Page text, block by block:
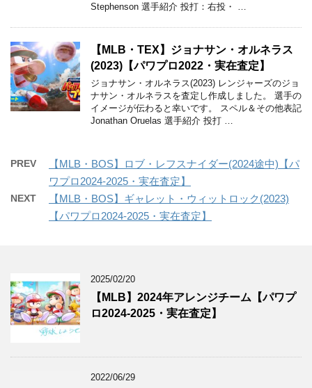
Stephenson 選手紹介 投打：右投・ …
【MLB・TEX】ジョナサン・オルネラス
(2023)【パワプロ2022・実在査定】
ジョナサン・オルネラス(2023) レンジャーズのジョ
ナサン・オルネラスを査定し作成しました。 選手の
イメージが伝わると幸いです。 スペル＆その他表記
Jonathan Oruelas 選手紹介 投打 …
PREV
【MLB・BOS】ロブ・レフスナイダー(2024途中)【パ
ワプロ2024-2025・実在査定】
NEXT
【MLB・BOS】ギャレット・ウィットロック(2023)
【パワプロ2024-2025・実在査定】
2025/02/20
【MLB】2024年アレンジチーム【パワプ
ロ2024-2025・実在査定】
2022/06/29